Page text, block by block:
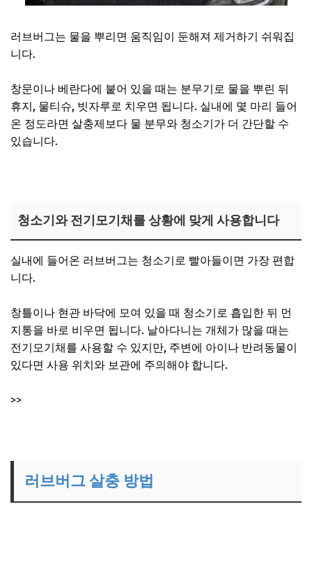
러브버그는 물을 뿌리면 움직임이 둔해져 제거하기 쉬워집
니다.
창문이나 베란다에 붙어 있을 때는 분무기로 물을 뿌린 뒤
휴지, 물티슈, 빗자루로 치우면 됩니다. 실내에 몇 마리 들어
온 정도라면 살충제보다 물 분무와 청소기가 더 간단할 수
있습니다.
청소기와 전기모기채를 상황에 맞게 사용합니다
실내에 들어온 러브버그는 청소기로 빨아들이면 가장 편합
니다.
창틀이나 현관 바닥에 모여 있을 때 청소기로 흡입한 뒤 먼
지통을 바로 비우면 됩니다. 날아다니는 개체가 많을 때는
전기모기채를 사용할 수 있지만, 주변에 아이나 반려동물이
있다면 사용 위치와 보관에 주의해야 합니다.
>>
러브버그 살충 방법